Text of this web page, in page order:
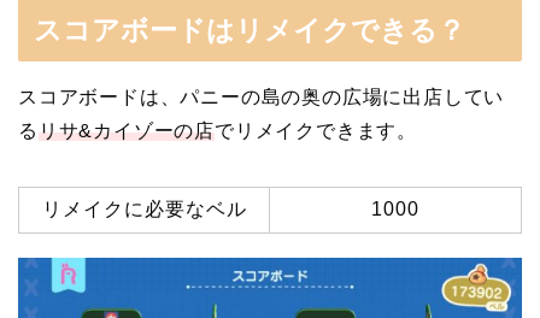
スコアボードはリメイクできる？
スコアボードは、パニーの島の奥の広場に出店してい
るリサ&カイゾーの店でリメイクできます。
リメイクに必要なベル 1000